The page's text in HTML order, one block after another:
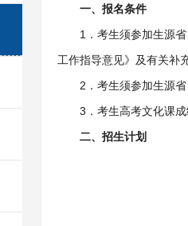
一、报名条件
1．考生须参加生源
工作指导意见》及有关补
2．考生须参加生源
3．考生高考文化课
二、招生计划